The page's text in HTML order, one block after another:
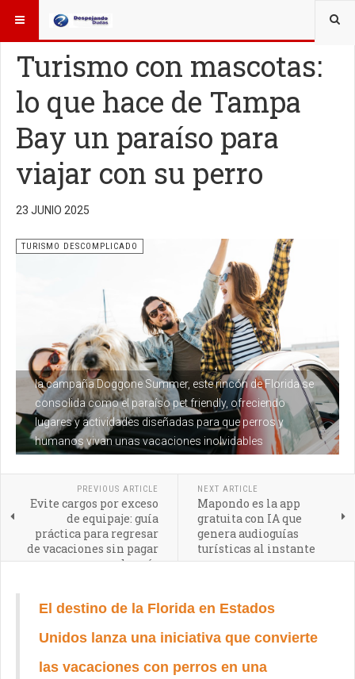
ESTÁ AQUÍ: TURISMO
Turismo con mascotas:
lo que hace de Tampa
Bay un paraíso para
viajar con su perro
23 JUNIO 2025
la campaña Doggone Summer, este rincón de Florida se
consolida como el paraíso pet friendly, ofreciendo
lugares y actividades diseñadas para que perros y
humanos vivan unas vacaciones inolvidables
TURISMO DESCOMPLICADO
PREVIOUS ARTICLE
Evite cargos por exceso
de equipaje: guía
práctica para regresar
de vacaciones sin pagar
de más
NEXT ARTICLE
Mapondo es la app
gratuita con IA que
genera audioguías
turísticas al instante
El destino de la Florida en Estados
Unidos lanza una iniciativa que convierte
las vacaciones con perros en una